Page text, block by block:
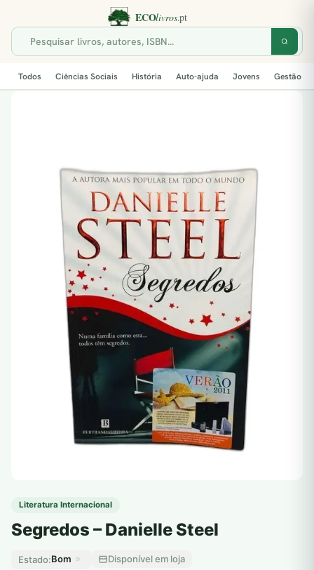
Todos Ciências Sociais História Auto-ajuda Jovens Gestão
Literatura Internacional
Segredos – Danielle Steel
Estado:Bom Disponível em loja